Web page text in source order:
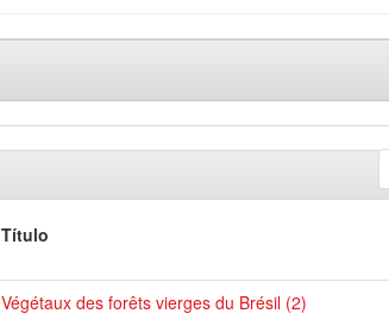
Título
Végétaux des forêts vierges du Brésil (2)